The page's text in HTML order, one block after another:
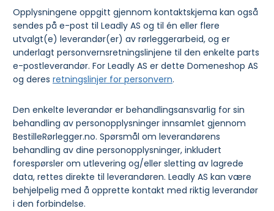
Opplysningene oppgitt gjennom kontaktskjema kan også
sendes på e-post til Leadly AS og til én eller flere
utvalgt(e) leverandør(er) av rørleggerarbeid, og er
underlagt personvernsretningslinjene til den enkelte parts
e-postleverandør. For Leadly AS er dette Domeneshop AS
og deres retningslinjer for personvern.
Den enkelte leverandør er behandlingsansvarlig for sin
behandling av personopplysninger innsamlet gjennom
BestilleRørlegger.no. Spørsmål om leverandørens
behandling av dine personopplysninger, inkludert
forespørsler om utlevering og/eller sletting av lagrede
data, rettes direkte til leverandøren. Leadly AS kan være
behjelpelig med å opprette kontakt med riktig leverandør
i den forbindelse.